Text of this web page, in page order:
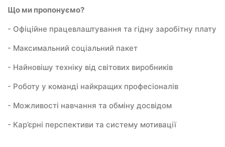
Що ми пропонуємо?
- Офіційне працевлаштування та гідну заробітну плату
- Максимальний соціальний пакет
- Найновішу техніку від світових виробників
- Роботу у команді найкращих професіоналів
- Можливості навчання та обміну досвідом
- Кар’єрні перспективи та систему мотивації